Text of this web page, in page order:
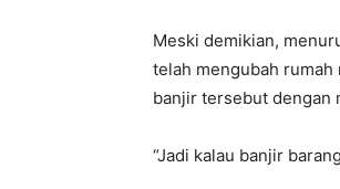
Meski demikian,
telah mengubah
banjir tersebut dengan
“Jadi kalau banjir